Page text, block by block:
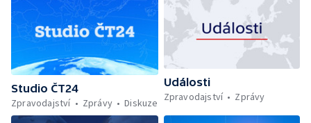
Studio ČT24
Zpravodajství
Zprávy Diskuze
Události
Zpravodajství
Zprávy